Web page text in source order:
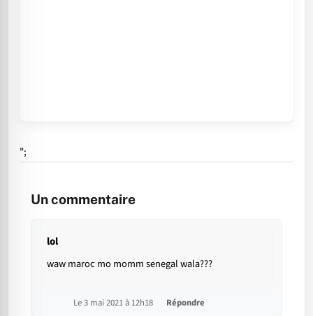
";
Un commentaire
lol
waw maroc mo momm senegal wala???
Le 3 mai 2021 à 12h18 Répondre